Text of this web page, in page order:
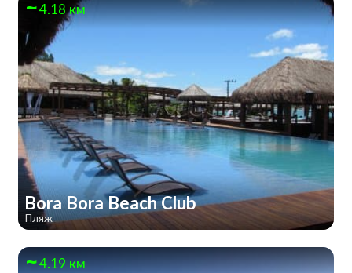
4.18 км
Bora Bora Beach Club
Пляж
4.19 км